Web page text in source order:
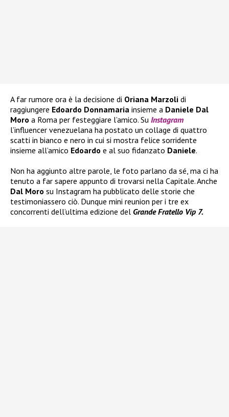
A far rumore ora è la decisione di Oriana Marzoli di
raggiungere Edoardo Donnamaria insieme a Daniele Dal
Moro a Roma per festeggiare l’amico. Su Instagram
l’influencer venezuelana ha postato un collage di quattro
scatti in bianco e nero in cui si mostra felice sorridente
insieme all’amico Edoardo e al suo fidanzato Daniele.
Non ha aggiunto altre parole, le foto parlano da sé, ma ci ha
tenuto a far sapere appunto di trovarsi nella Capitale. Anche
Dal Moro su Instagram ha pubblicato delle storie che
testimoniassero ciò. Dunque mini reunion per i tre ex
concorrenti dell’ultima edizione del Grande Fratello Vip 7.